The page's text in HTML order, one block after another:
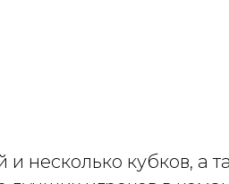
несколько кубков, а